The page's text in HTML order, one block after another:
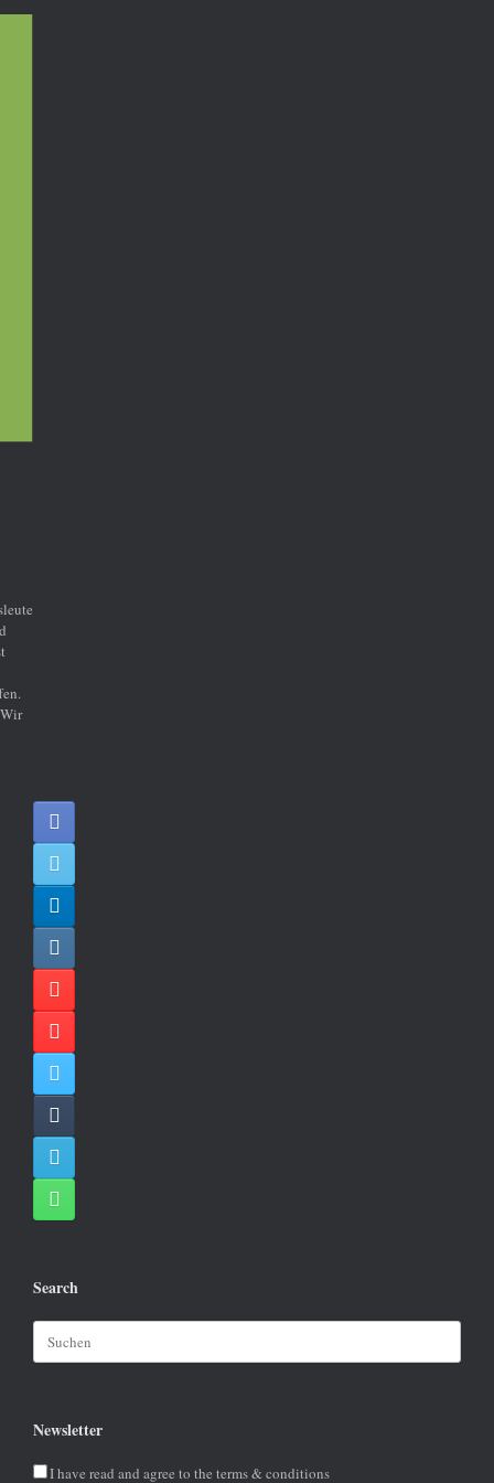
Search
Suchen
nach:
Newsletter
I have read and agree to the terms & conditions